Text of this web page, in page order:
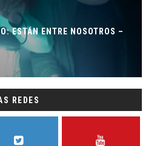
ESTÁN ENTRE NOSOTROS –
REDES